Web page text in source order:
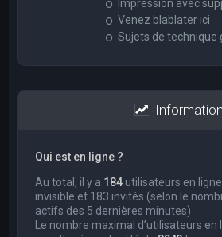
Impression avec
Venez blablater ici
Sujets de technique
Information
Qui est en ligne ?
Au total, il y a 184 utilisateurs en
invisible et 183 invités (selon le
actifs des 5 dernières minutes)
Le nombre maximal d’utilisateurs en